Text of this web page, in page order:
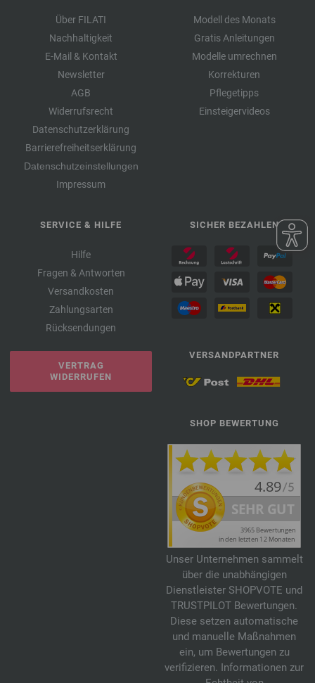
Über FILATI
Nachhaltigkeit
E-Mail & Kontakt
Newsletter
AGB
Widerrufsrecht
Datenschutzerklärung
Barrierefreiheitserklärung
Datenschutzeinstellungen
Impressum
Modell des Monats
Gratis Anleitungen
Modelle umrechnen
Korrekturen
Pflegetipps
Einsteigervideos
SERVICE & HILFE
Hilfe
Fragen & Antworten
Versandkosten
Zahlungsarten
Rücksendungen
VERTRAG
WIDERRUFEN
SICHER BEZAHLEN
VERSANDPARTNER
SHOP BEWERTUNG
Unser Unternehmen sammelt
über die unabhängigen
Dienstleister SHOPVOTE und
TRUSTPILOT Bewertungen.
Diese setzen automatische
und manuelle Maßnahmen
ein, um Bewertungen zu
verifizieren. Informationen zur